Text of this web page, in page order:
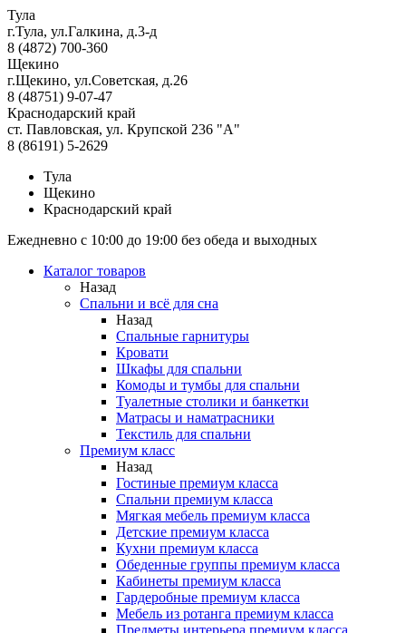
Тула
г.Тула, ул.Галкина, д.3-д
8 (4872) 700-360
Щекино
г.Щекино, ул.Советская, д.26
8 (48751) 9-07-47
Краснодарский край
ст. Павловская, ул. Крупской 236 "А"
8 (86191) 5-2629
Тула
Щекино
Краснодарский край
Ежедневно с 10:00 до 19:00 без обеда и выходных
Каталог товаров
Назад
Спальни и всё для сна
Назад
Спальные гарнитуры
Кровати
Шкафы для спальни
Комоды и тумбы для спальни
Туалетные столики и банкетки
Матрасы и наматрасники
Текстиль для спальни
Премиум класс
Назад
Гостиные премиум класса
Спальни премиум класса
Мягкая мебель премиум класса
Детские премиум класса
Кухни премиум класса
Обеденные группы премиум класса
Кабинеты премиум класса
Гардеробные премиум класса
Мебель из ротанга премиум класса
Предметы интерьера премиум класса